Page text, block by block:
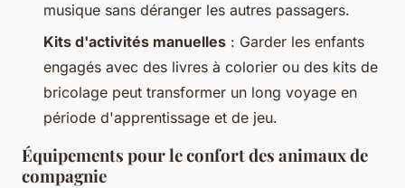
musique sans déranger les autres passagers.
Kits d'activités manuelles : Garder les enfants
engagés avec des livres à colorier ou des kits de
bricolage peut transformer un long voyage en
période d'apprentissage et de jeu.
Équipements pour le confort des animaux de
compagnie